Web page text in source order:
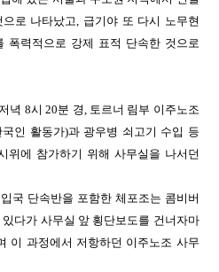
로 나타났고, 급기야 또 다시 노무현
폭력적으로 강제 표적 단속한 것으로
녁 8시 20분 경, 토르너 림부 이주노조
인 활동가)과 광우병 쇠고기 수입 등
위에 참가하기 위해 사무실을 나서던
국 단속반을 포함한 체포조는 콤비버
다가 사무실 앞 횡단보도를 건너자마
이 과정에서 저항하던 이주노조 사무